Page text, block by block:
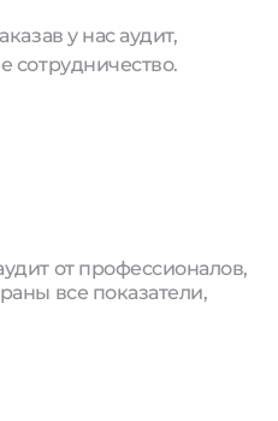
у нас аудит,
сотрудничество.
от профессионалов,
все показатели,